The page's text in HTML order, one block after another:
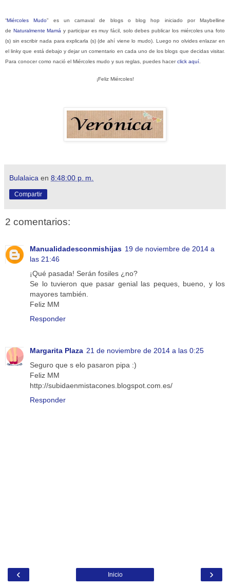
“Miércoles Mudo” es un carnaval de blogs o blog hop iniciado por Maybelline
de Naturalmente Mamá y participar es muy fácil, solo debes publicar los miércoles una foto
(s) sin escribir nada para explicarla (s) (de ahí viene lo mudo). Luego no olvides enlazar en
el linky que está debajo y dejar un comentario en cada uno de los blogs que decidas visitar.
Para conocer como nació el Miércoles mudo y sus reglas, puedes hacerclick aquí.
¡Feliz Miércoles!
Bulalaica en 8:48:00 p. m.
Compartir
2 comentarios:
Manualidadesconmishijas 19 de noviembre de 2014 a
las 21:46
¡Qué pasada! Serán fosiles ¿no?
Se lo tuvieron que pasar genial las peques, bueno, y los
mayores también.
Feliz MM
Responder
Margarita Plaza 21 de noviembre de 2014 a las 0:25
Seguro que s elo pasaron pipa :)
Feliz MM
http://subidaenmistacones.blogspot.com.es/
Responder
‹ ›
Inicio